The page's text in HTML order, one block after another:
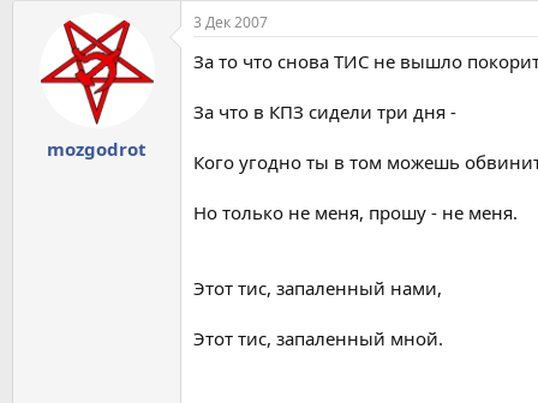
а
л
mоzgodrot
3 Дек 2007
За то что снова ТИС не вышло
За что в КПЗ сидели три дня -
Кого угодно ты в том можешь
Hо только не меня, прошу - не меня.
Этот тис, запаленный нами,
Этот тис, запаленный мной.